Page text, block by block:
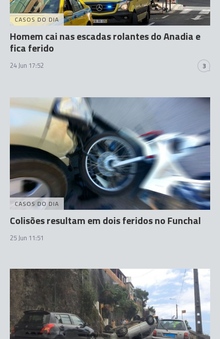
CASOS DO DIA
Homem cai nas escadas rolantes do Anadia e
fica ferido
24 Jun 17:52 3
CASOS DO DIA
Colisões resultam em dois feridos no Funchal
25 Jun 11:51